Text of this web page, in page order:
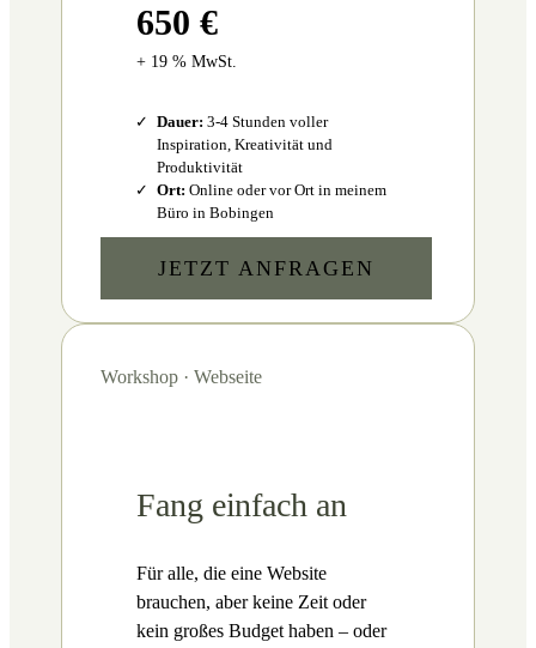
650 €
+ 19 % MwSt.
Dauer: 3-4 Stunden voller
Inspiration, Kreativität und
Produktivität
Ort: Online oder vor Ort in meinem
Büro in Bobingen
JETZT ANFRAGEN
Workshop · Webseite
Fang einfach an
Für alle, die eine Website
brauchen, aber keine Zeit oder
kein großes Budget haben – oder